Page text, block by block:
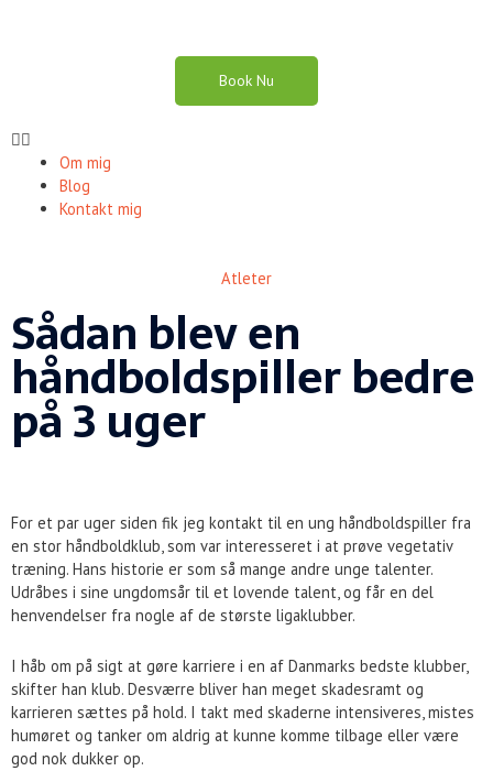
Book Nu
Om mig
Blog
Kontakt mig
Atleter
Sådan blev en
håndboldspiller bedre
på 3 uger
For et par uger siden fik jeg kontakt til en ung håndboldspiller fra
en stor håndboldklub, som var interesseret i at prøve vegetativ
træning. Hans historie er som så mange andre unge talenter.
Udråbes i sine ungdomsår til et lovende talent, og får en del
henvendelser fra nogle af de største ligaklubber.
I håb om på sigt at gøre karriere i en af Danmarks bedste klubber,
skifter han klub. Desværre bliver han meget skadesramt og
karrieren sættes på hold. I takt med skaderne intensiveres, mistes
humøret og tanker om aldrig at kunne komme tilbage eller være
god nok dukker op.